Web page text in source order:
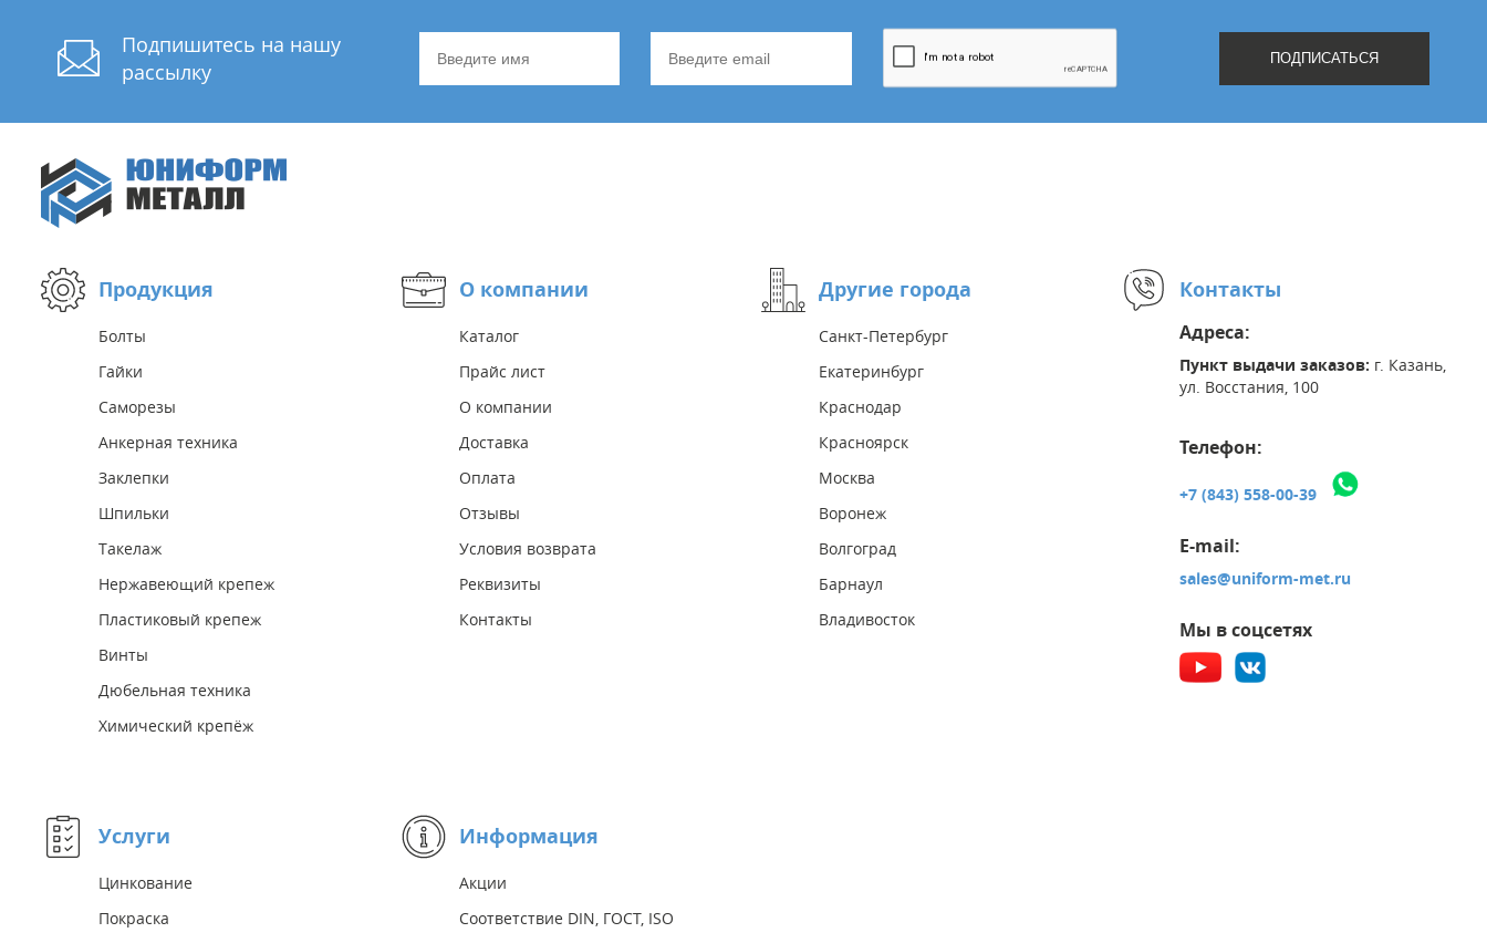
Подпишитесь на нашу
рассылку
Продукция
Болты
Гайки
Саморезы
Анкерная техника
Заклепки
Шпильки
Такелаж
Нержавеющий крепеж
Пластиковый крепеж
Винты
Дюбельная техника
Химический крепёж
Услуги
Цинкование
Покраска
О компании
Каталог
Прайс лист
О компании
Доставка
Оплата
Отзывы
Условия возврата
Реквизиты
Контакты
Информация
Акции
Соответствие DIN, ГОСТ, ISO
Другие города
Санкт-Петербург
Екатеринбург
Краснодар
Красноярск
Москва
Воронеж
Волгоград
Барнаул
Владивосток
Контакты
Адреса:
Пункт выдачи заказов: г. Казань,
ул. Восстания, 100
Телефон:
+7 (843) 558-00-39
E-mail:
sales@uniform-met.ru
Мы в соцсетях